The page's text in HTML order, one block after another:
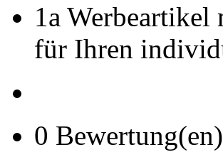
1a
für Ihren
0 Bewertung(en)